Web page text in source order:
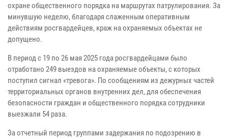
охране общественного порядка на маршрутах патрулирования. За
минувшую неделю, благодаря слаженным оперативным
действиям росгвардейцев, краж на охраняемых объектах не
допущено.
В период с 19 по 26 мая 2025 года росгвардейцами было
отработано 249 выездов на охраняемые объекты, с которых
поступил сигнал «тревога». По сообщениям из дежурных частей
территориальных органов внутренних дел, для обеспечения
безопасности граждан и общественного порядка сотрудники
выезжали 54 раза.
За отчетный период группами задержания по подозрению в